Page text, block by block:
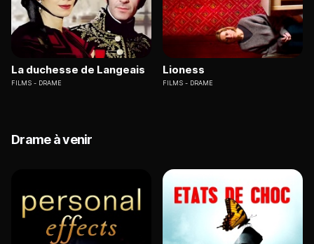
La duchesse de Langeais
FILMS DRAME
Lioness
FILMS DRAME
Drame à venir